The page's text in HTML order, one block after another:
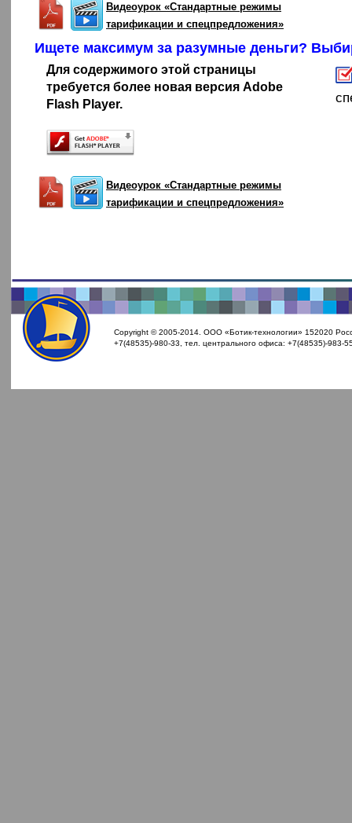
Видеоурок «Стандартные режимы
тарификации и спецпредложения»
Ищете максимум за разумные деньги?
Для содержимого этой страницы
требуется более новая версия Adobe
Flash Player.
Видеоурок «Стандартные режимы
тарификации и спецпредложения»
Copyright © 2005-2014. ООО «Ботик-технологии» 152020
+7(48535)-980-33, тел. центрального офиса: +7(48535)-983-